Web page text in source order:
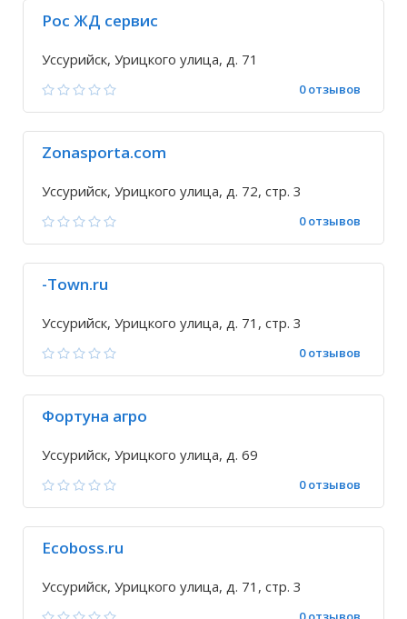
Рос ЖД сервис
Уссурийск, Урицкого улица, д. 71
0 отзывов
Zonasporta.com
Уссурийск, Урицкого улица, д. 72, стр. 3
0 отзывов
-Town.ru
Уссурийск, Урицкого улица, д. 71, стр. 3
0 отзывов
Фортуна агро
Уссурийск, Урицкого улица, д. 69
0 отзывов
Ecoboss.ru
Уссурийск, Урицкого улица, д. 71, стр. 3